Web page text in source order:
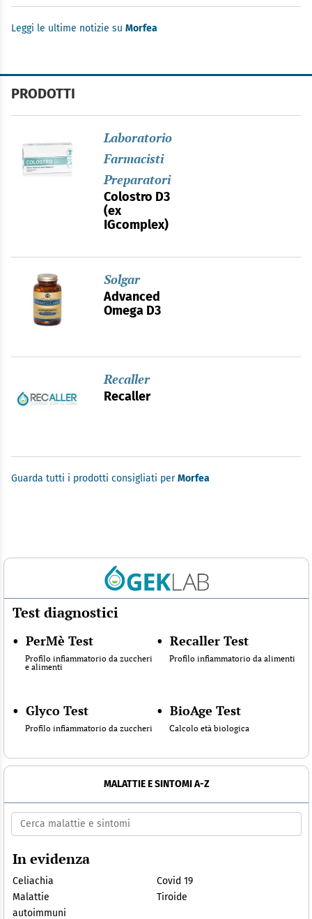
Leggi le ultime notizie su Morfea
PRODOTTI
Laboratorio
Farmacisti
Preparatori
Colostro D3
(ex
IGcomplex)
Solgar
Advanced
Omega D3
Recaller
Recaller
Guarda tutti i prodotti consigliati perMorfea
Test diagnostici
• PerMè Test
Profilo infiammatorio da zuccheri
e alimenti
• Recaller Test
Profilo infiammatorio da alimenti
• Glyco Test
Profilo infiammatorio da zuccheri
• BioAge Test
Calcolo età biologica
MALATTIE E SINTOMI A-Z
In evidenza
Celiachia
Covid 19
Malattie
autoimmuni
Tiroide